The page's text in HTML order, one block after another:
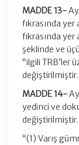
MADDE 13-
fıkrasında yer
fıkrasında
şeklinde ve
“ilgili TRB’ler
değiştirilmiştir.
MADDE 14-
yedinci ve
değiştirilmiştir.
“(1) Varış